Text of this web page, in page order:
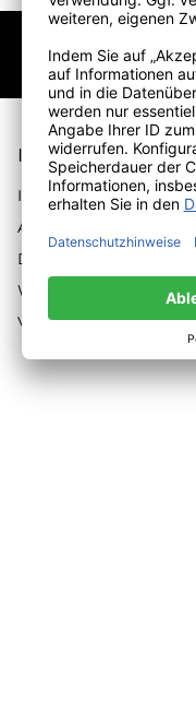
INFORMATIONEN
Impressum
AGB
Datenschutz
Widerrufsbelehrung
Versand & Zahlung